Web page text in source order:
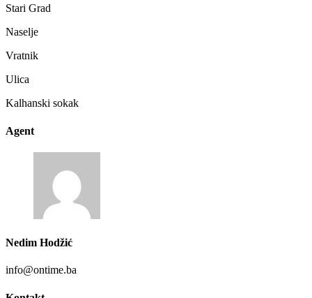
Stari Grad
Naselje
Vratnik
Ulica
Kalhanski sokak
Agent
Nedim Hodžić
info@ontime.ba